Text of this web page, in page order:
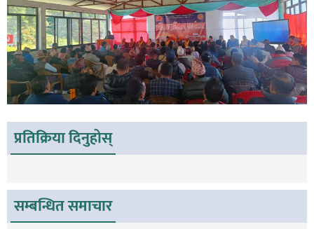
प्रतिक्रिया दिनुहोस्
सम्बन्धित समाचार